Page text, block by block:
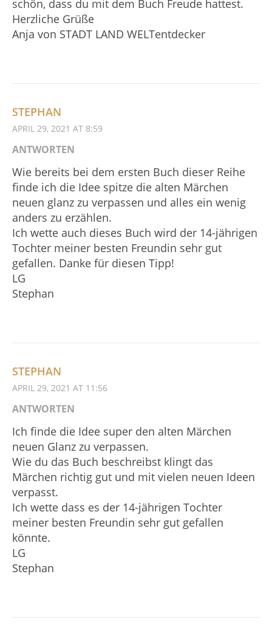
schön, dass du mit dem Buch Freude hattest.
Herzliche Grüße
Anja von STADT LAND WELTentdecker
STEPHAN
APRIL 29, 2021 AT 8:59
ANTWORTEN
Wie bereits bei dem ersten Buch dieser Reihe
finde ich die Idee spitze die alten Märchen
neuen glanz zu verpassen und alles ein wenig
anders zu erzählen.
Ich wette auch dieses Buch wird der 14-jährigen
Tochter meiner besten Freundin sehr gut
gefallen. Danke für diesen Tipp!
LG
Stephan
STEPHAN
APRIL 29, 2021 AT 11:56
ANTWORTEN
Ich finde die Idee super den alten Märchen
neuen Glanz zu verpassen.
Wie du das Buch beschreibst klingt das
Märchen richtig gut und mit vielen neuen Ideen
verpasst.
Ich wette dass es der 14-jährigen Tochter
meiner besten Freundin sehr gut gefallen
könnte.
LG
Stephan